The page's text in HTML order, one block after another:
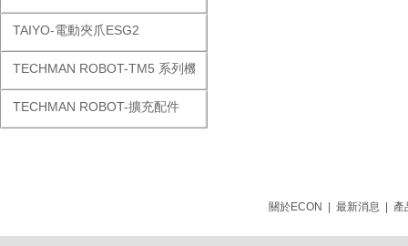
TAIYO-電動夾爪ESG2
TECHMAN ROBOT-TM5 系列機器人
TECHMAN ROBOT-擴充配件
關於ECON 最新消息 產